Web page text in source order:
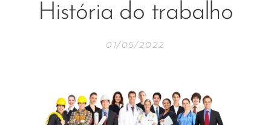
História do trabalho
01/05/2022